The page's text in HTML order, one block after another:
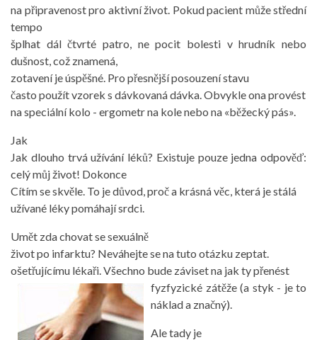
na připravenost pro aktivní život. Pokud pacient může střední
tempo
šplhat dál čtvrté patro, ne pocit bolesti v hrudník nebo
dušnost, což znamená,
zotavení je úspěšné. Pro přesnější posouzení stavu
často použít vzorek s dávkovaná dávka. Obvykle ona provést
na speciální kolo - ergometr na kole nebo na «běžecký pás».
Jak
Jak dlouho trvá užívání léků? Existuje pouze jedna odpověď:
celý můj život! Dokonce
Cítím se skvěle. To je důvod, proč a krásná věc, která je stálá
užívané léky pomáhají srdci.
Umět zda chovat se sexuálně
život po infarktu? Neváhejte se na tuto otázku zeptat.
ošetřujícímu lékaři. Všechno bude záviset na jak ty přenést
fyzfyzické zátěže (a styk - je to
náklad a značný).
Ale tady je